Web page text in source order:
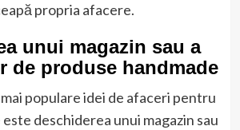
propria afacere.
unui magazin sau a
de produse handmade
populare idei de afaceri pentru
deschiderea unui magazin sau